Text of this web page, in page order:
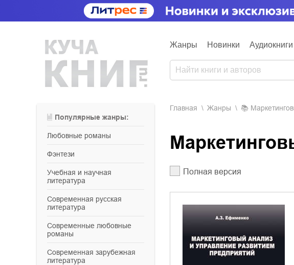
Жанры Новинки Аудиокниги
Популярные жанры:
любовные романы
фэнтези
учебная и научная
литература
современная русская
литература
современные любовные
романы
современная зарубежная
литература
Главная Жанры
Полная версия